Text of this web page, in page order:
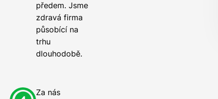
předem. Jsme
zdravá firma
působící na
trhu
dlouhodobě.
Za nás